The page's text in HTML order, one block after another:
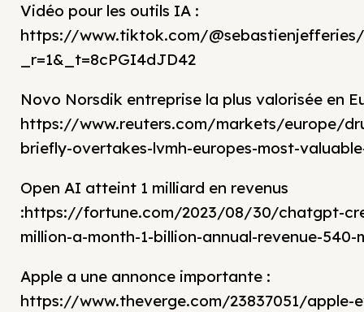
Vidéo pour les outils IA :
https://www.tiktok.com/@sebastienjefferies/
_r=1&_t=8cPGI4dJD42
Novo Norsdik entreprise la plus valorisée en
https://www.reuters.com/markets/europe/
briefly-overtakes-lvmh-europes-most-
Open AI atteint 1 milliard en revenus
:https://fortune.com/2023/08/30/chatgpt-
million-a-month-1-billion-annual-revenue-
Apple a une annonce importante :
https://www.theverge.com/23837051/apple-